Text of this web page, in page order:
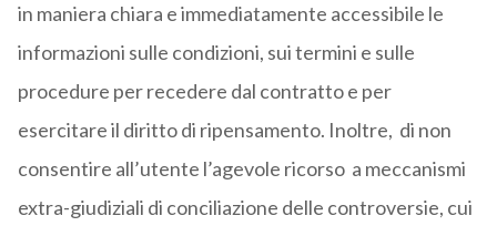
in maniera chiara e immediatamente accessibile le
informazioni sulle condizioni, sui termini e sulle
procedure per recedere dal contratto e per
esercitare il diritto di ripensamento. Inoltre, di non
consentire all’utente l’agevole ricorso a meccanismi
extra-giudiziali di conciliazione delle controversie, cui